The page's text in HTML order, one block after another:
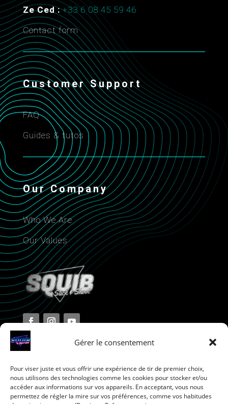
Gérer le consentement
Pour viser juste et vous offrir une expérience de tir de premier choix,
nous utilisons des technologies comme les cookies pour stocker et/ou
accéder aux informations sur vos appareils. En acceptant, vous nous
permettez de régler la mire sur vos préférences, comme vos habitudes
Ze Ced :+33 6 08 45 59 46
Contact form
Customer Support
FAQ
Guides & tutos
Our Company
Who We Are
Our Values
Terms and Conditions
Privacy Policy